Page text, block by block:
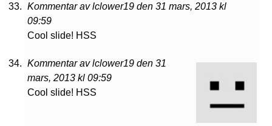
Kommentar av lclower19 den 31 mars, 2013 kl
09:59
Cool slide! HSS
Kommentar av lclower19 den 31
mars, 2013 kl 09:59
Cool slide! HSS